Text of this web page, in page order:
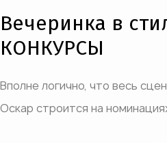
Вечеринка в
КОНКУРСЫ
Вполне логично, что весь
Оскар строится на